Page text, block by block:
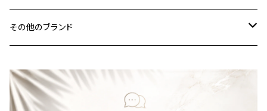
その他のブランド
財布&小物